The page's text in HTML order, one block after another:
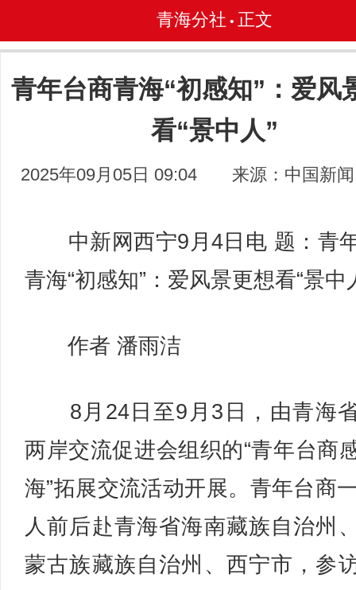
青海分社 • 正文
青年台商青海“初感知”：爱风
看“景中人”
2025年09月05日 09:04 来源：中国新
中新网西宁9月4日电 题：青
青海“初感知”：爱风景更想看“景中
作者 潘雨洁
8月24日至9月3日，由青海
两岸交流促进会组织的“青年台商
海”拓展交流活动开展。青年台商
人前后赴青海省海南藏族自治州
蒙古族藏族自治州、西宁市，参